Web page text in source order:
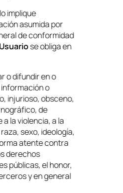
implique
asumida por
de conformidad
Usuariose obliga en
o difundir en o
o
injurioso, obsceno,
de
la violencia, a la
sexo, ideología,
atente contra
derechos
públicas, el honor,
y en general